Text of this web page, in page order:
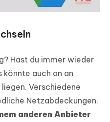
Hast du immer wieder
könnte auch an an
Verschiedene
Netzabdeckungen.
anderen Anbieter